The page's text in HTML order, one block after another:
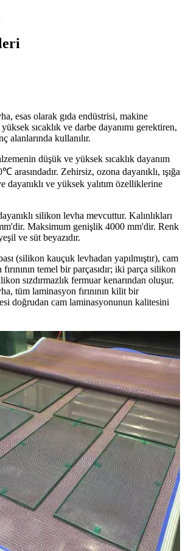
esas olarak gıda endüstrisi, makine
sıcaklık ve darbe dayanımı gerektiren,
alanlarında kullanılır.
düşük ve yüksek sıcaklık dayanım
arasındadır. Zehirsiz, ozona dayanıklı, ışığa
dayanıklı ve yüksek yalıtım özelliklerine
silikon levha mevcuttur. Kalınlıkları
Maksimum genişlik 4000 mm'dir. Renk
ve süt beyazıdır.
(silikon kauçuk levhadan yapılmıştır), cam
temel bir parçasıdır; iki parça silikon
sızdırmazlık fermuar kenarından oluşur.
tüm laminasyon fırınının kilit bir
doğrudan cam laminasyonunun kalitesini